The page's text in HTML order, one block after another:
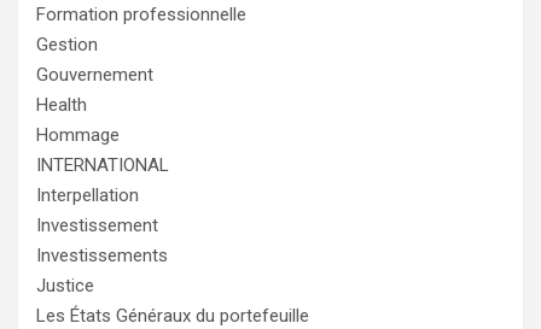
Formation professionnelle
Gestion
Gouvernement
Health
Hommage
INTERNATIONAL
Interpellation
Investissement
Investissements
Justice
Les États Généraux du portefeuille